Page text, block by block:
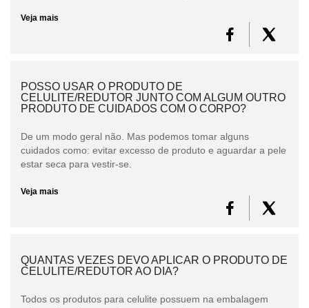
Veja mais
POSSO USAR O PRODUTO DE
CELULITE/REDUTOR JUNTO COM ALGUM OUTRO
PRODUTO DE CUIDADOS COM O CORPO?
De um modo geral não. Mas podemos tomar alguns
cuidados como: evitar excesso de produto e aguardar a pele
estar seca para vestir-se.
Veja mais
QUANTAS VEZES DEVO APLICAR O PRODUTO DE
CELULITE/REDUTOR AO DIA?
Todos os produtos para celulite possuem na embalagem